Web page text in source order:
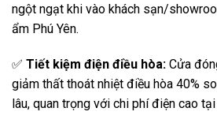
ngột ngạt khi vào khách sạn/
ẩm Phú Yên.
✅ Tiết kiệm điện điều hòa: Cửa
giảm thất thoát nhiệt điều hòa 40%
lâu, quan trọng với chi phí điện cao tại